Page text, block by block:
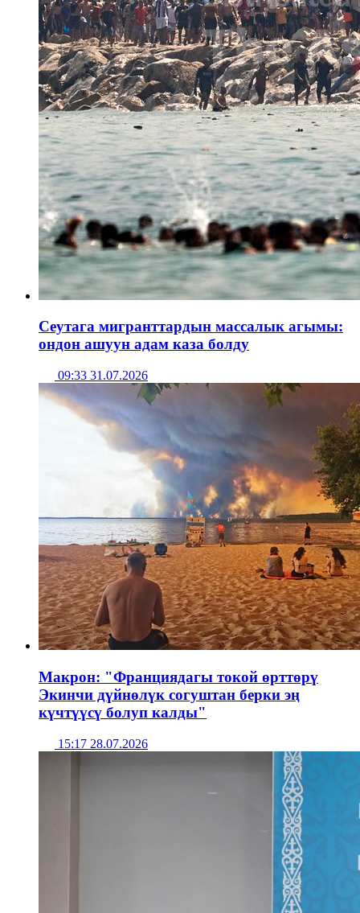
Сеутага мигранттардын массалык агымы:
ондон ашуун адам каза болду
09:33 31.07.2026
Макрон: "Франциядагы токой өрттөрү
Экинчи дүйнөлүк согуштан берки эң
күчтүүсү болуп калды"
15:17 28.07.2026